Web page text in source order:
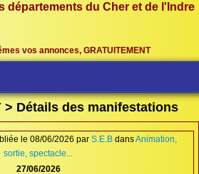
départements du Cher et de l'Indre
vos annonces, GRATUITEMENT
Connection
> Détails des manifestations
le 08/06/2026 par S.E.B dansAnimation,
sortie, spectacle...
27/06/2026